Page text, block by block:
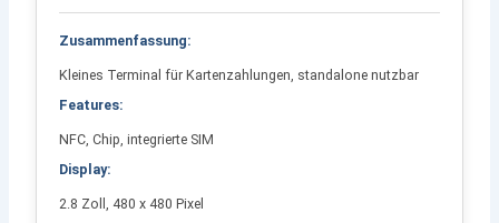
Zusammenfassung:
Kleines Terminal für Kartenzahlungen, standalone nutzbar
Features:
NFC, Chip, integrierte SIM
Display:
2.8 Zoll, 480 x 480 Pixel